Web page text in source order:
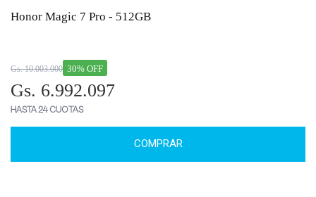
Honor Magic 7 Pro - 512GB
30% OFF
Gs. 10.003.000
Gs. 6.992.097
HASTA 24 CUOTAS
COMPRAR